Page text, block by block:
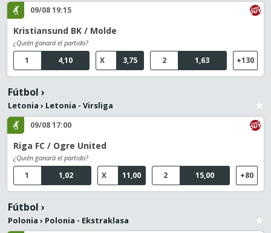
09/08 19:15
Kristiansund BK / Molde
¿Quién ganará el partido?
4,10
1 3,75
X 1,63
2 +130
Fútbol ›
Letonia › Letonia - Virsliga
09/08 17:00
Riga FC / Ogre United
¿Quién ganará el partido?
1,02
1 11,00
X 15,00
2 +80
Fútbol ›
Polonia › Polonia - Ekstraklasa